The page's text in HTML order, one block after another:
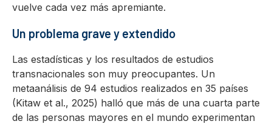
vuelve cada vez más apremiante.
Un problema grave y extendido
Las estadísticas y los resultados de estudios
transnacionales son muy preocupantes. Un
metaanálisis de 94 estudios realizados en 35 países
(Kitaw et al., 2025) halló que más de una cuarta parte
de las personas mayores en el mundo experimentan